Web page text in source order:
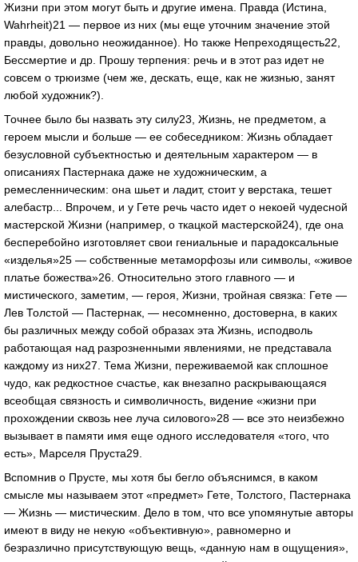
Жизни при этом могут быть и другие имена. Правда (Истина,
Wahrheit)21 — первое из них (мы еще уточним значение этой
правды, довольно неожиданное). Но также Непреходящесть22,
Бессмертие и др. Прошу терпения: речь и в этот раз идет не
совсем о трюизме (чем же, дескать, еще, как не жизнью, занят
любой художник?).
Точнее было бы назвать эту силу23, Жизнь, не предметом, а
героем мысли и больше — ее собеседником: Жизнь обладает
безусловной субъектностью и деятельным характером — в
описаниях Пастернака даже не художническим, а
ремесленническим: она шьет и ладит, стоит у верстака, тешет
алебастр... Впрочем, и у Гете речь часто идет о некоей чудесной
мастерской Жизни (например, о ткацкой мастерской24), где она
бесперебойно изготовляет свои гениальные и парадоксальные
«изделья»25 — собственные метаморфозы или символы, «живое
платье божества»26. Относительно этого главного — и
мистического, заметим, — героя, Жизни, тройная связка: Гете —
Лев Толстой — Пастернак, — несомненно, достоверна, в каких
бы различных между собой образах эта Жизнь, исподволь
работающая над разрозненными явлениями, не представала
каждому из них27. Тема Жизни, переживаемой как сплошное
чудо, как редкостное счастье, как внезапно раскрывающаяся
всеобщая связность и символичность, видение «жизни при
прохождении сквозь нее луча силового»28 — все это неизбежно
вызывает в памяти имя еще одного исследователя «того, что
есть», Марселя Пруста29.
Вспомнив о Прусте, мы хотя бы бегло объяснимся, в каком
смысле мы называем этот «предмет» Гете, Толстого, Пастернака
— Жизнь — мистическим. Дело в том, что все упомянутые авторы
имеют в виду не некую «объективную», равномерно и
безразлично присутствующую вещь, «данную нам в ощущения»,